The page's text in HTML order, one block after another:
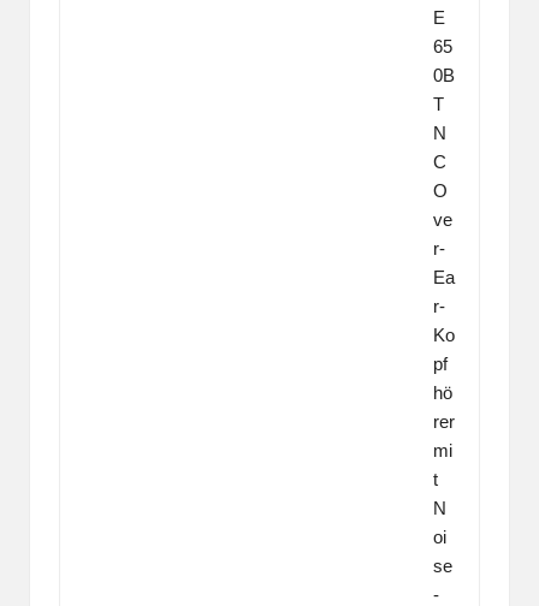
E
65
0B
T
N
C
O
ve
r-
Ea
r-
Ko
pf
hö
rer
mi
t
N
oi
se
-